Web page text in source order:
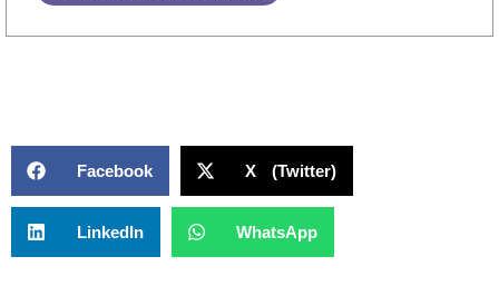
Facebook X (Twitter)
LinkedIn WhatsApp